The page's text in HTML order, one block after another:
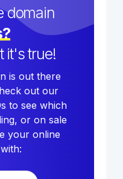
domain
it's true!
is out there
out our
to see which
or on sale
your online